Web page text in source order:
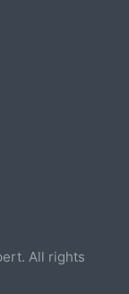
All rights